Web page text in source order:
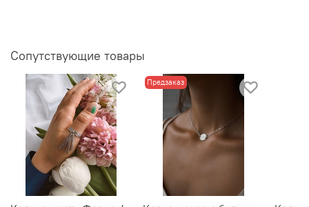
Сопутствующие товары
Предзаказ